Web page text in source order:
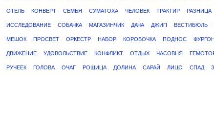
ОТЕЛЬ КОНВЕРТ СЕМЬЯ СУМАТОХА ЧЕЛОВЕК ТРАКТИР РАЗНИЦА
ИССЛЕДОВАНИЕ СОБАЧКА МАГАЗИНЧИК ДАЧА ДЖИП ВЕСТИБЮЛЬ
МЕШОК ПРОСВЕТ ОРКЕСТР НАБОР КОРОБОЧКА ПОДНОС ФУРГОН
ДВИЖЕНИЕ УДОВОЛЬСТВИЕ КОНФЛИКТ ОТДЫХ ЧАСОВНЯ
РУЧЕЕК ГОЛОВА ОЧАГ РОЩИЦА ДОЛИНА САРАЙ ЛИЦО СПАД